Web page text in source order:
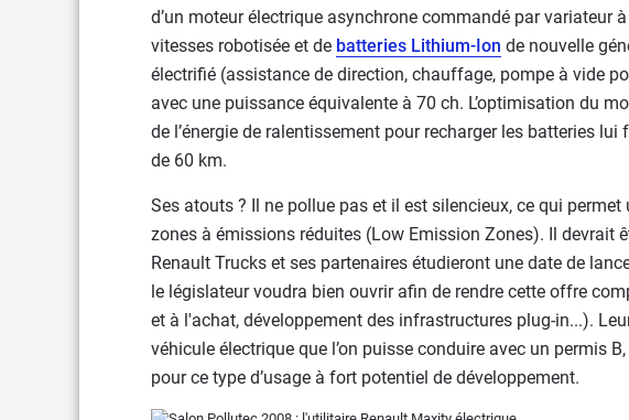
d’un moteur électrique asynchrone commandé par variateur
vitesses robotisée et de batteries Lithium-Ion de nouvelle
électrifié (assistance de direction, chauffage, pompe à vide
avec une puissance équivalente à 70 ch. L’optimisation du
de l’énergie de ralentissement pour recharger les batteries
de 60 km.
Ses atouts ? Il ne pollue pas et il est silencieux, ce qui
zones à émissions réduites (Low Emission Zones). Il devrait
Renault Trucks et ses partenaires étudieront une date de
le législateur voudra bien ouvrir afin de rendre cette offre
et à l'achat, développement des infrastructures plug-in...).
véhicule électrique que l’on puisse conduire avec un permis
pour ce type d’usage à fort potentiel de développement.